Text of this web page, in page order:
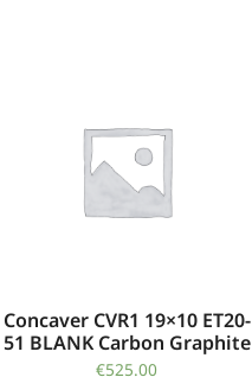
Concaver CVR1 19×10 ET20-
51 BLANK Carbon Graphite
€525.00